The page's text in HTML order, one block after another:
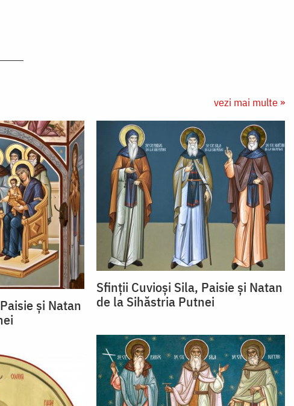
vezi mai multe »
și Natan
Sfinții Cuvioși Sila, Paisie și Natan
de la Sihăstria Putnei